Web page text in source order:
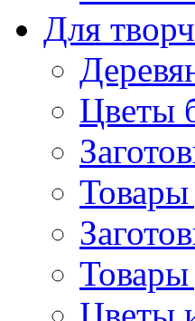
Для
Цветы
Товары